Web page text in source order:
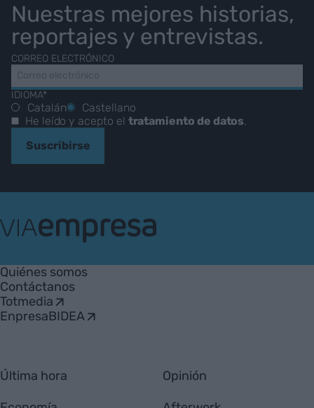
Nuestras mejores historias,
reportajes y entrevistas.
CORREO ELECTRÓNICO
IDIOMA*
Catalán
Castellano
He leído y acepto el tratamiento de datos.
Suscribirse
Empresa
Quiénes somos
Contáctanos
Totmedia
EnpresaBIDEA
Última hora Opinión